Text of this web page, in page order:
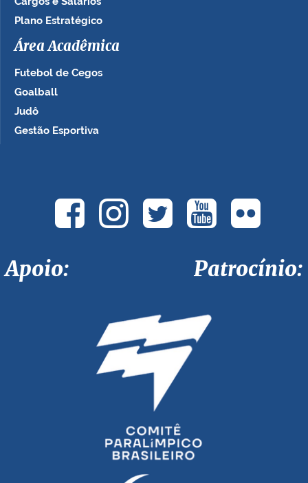
Plano Estratégico
Área Acadêmica
Futebol de Cegos
Goalball
Judô
Gestão Esportiva
Apoio: Patrocínio: